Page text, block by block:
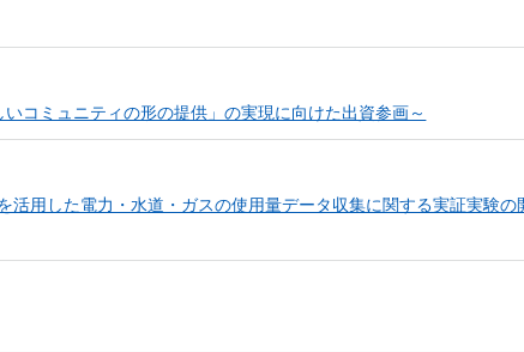
コミュニティの形の提供」の実現に向けた出資参画～
活用した電力・水道・ガスの使用量データ収集に関する実証実験の